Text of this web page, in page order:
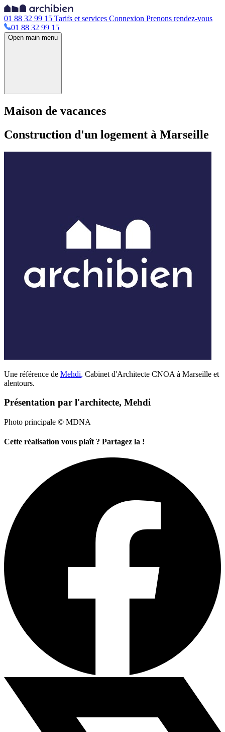
01 88 32 99 15 Tarifs et services Connexion Prenons rendez-vous
01 88 32 99 15
Open main menu
Maison de vacances
Construction d'un logement à Marseille
Une référence de Mehdi, Cabinet d'Architecte CNOA à Marseille et
alentours.
Présentation par l'architecte, Mehdi
Photo principale © MDNA
Cette réalisation vous plaît ? Partagez la !